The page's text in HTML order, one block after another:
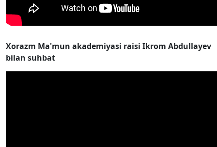
Xorazm Ma'mun akademiyasi raisi Ikrom Abdullayev
bilan suhbat